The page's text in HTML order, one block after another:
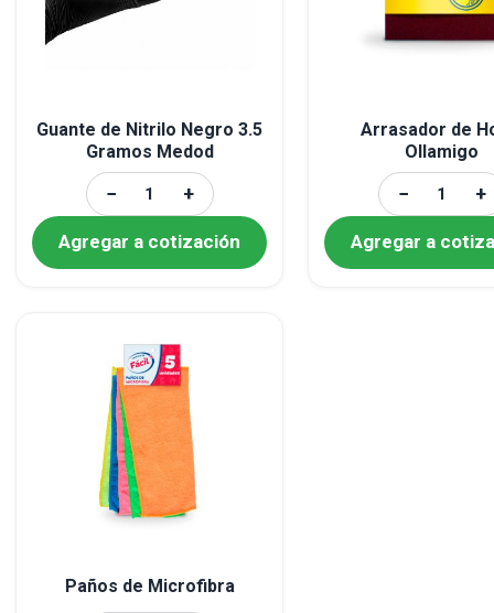
Guante de Nitrilo Negro 3.5
Gramos Medod
− +
Agregar a cotización
Arrasador de
Ollamigo
− +
Agregar a
Paños de Microfibra